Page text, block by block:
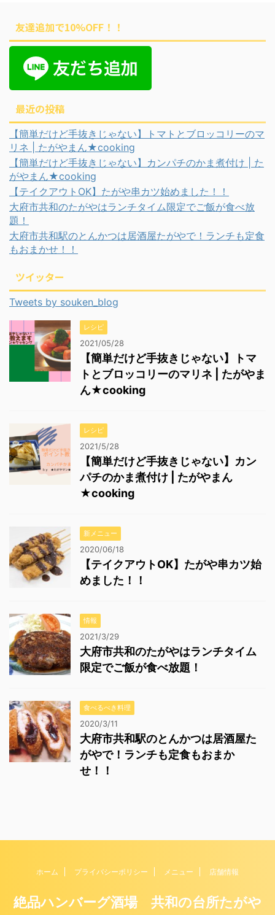
友達追加で10%OFF！！
最近の投稿
【簡単だけど手抜きじゃない】トマトとブロッコリーのマ
リネ | たがやまん★cooking
【簡単だけど手抜きじゃない】カンパチのかま煮付け | た
がやまん★cooking
【テイクアウトOK】たがや串カツ始めました！！
大府市共和のたがやはランチタイム限定でご飯が食べ放
題！
大府市共和駅のとんかつは居酒屋たがやで！ランチも定食
もおまかせ！！
ツイッター
Tweets by souken_blog
レシピ
2021/05/28
【簡単だけど手抜きじゃない】トマ
トとブロッコリーのマリネ | たがやま
ん★cooking
レシピ
2021/5/28
【簡単だけど手抜きじゃない】カン
パチのかま煮付け | たがやまん
★cooking
新メニュー
2020/06/18
【テイクアウトOK】たがや串カツ始
めました！！
情報
2021/3/29
大府市共和のたがやはランチタイム
限定でご飯が食べ放題！
食べるべき料理
2020/3/11
大府市共和駅のとんかつは居酒屋た
がやで！ランチも定食もおまか
せ！！
ホーム プライバシーポリシー メニュー 店舗情報
絶品ハンバーグ酒場 共和の台所たがや